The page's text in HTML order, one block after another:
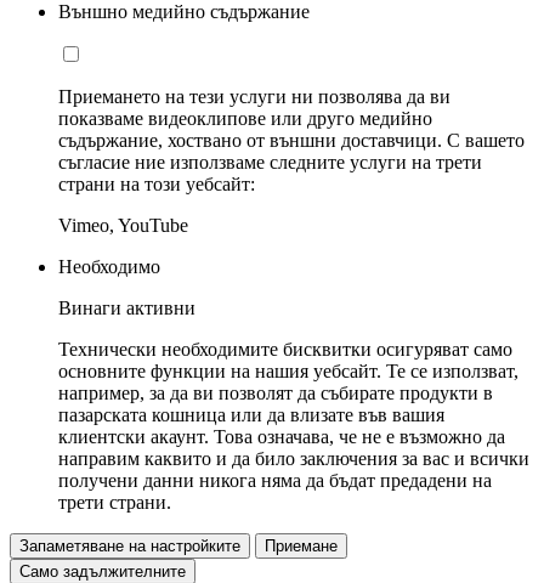
Външно медийно съдържание
Приемането на тези услуги ни позволява да ви
показваме видеоклипове или друго медийно
съдържание, хоствано от външни доставчици. С вашето
съгласие ние използваме следните услуги на трети
страни на този уебсайт:
Vimeo, YouTube
Необходимо
Винаги активни
Технически необходимите бисквитки осигуряват само
основните функции на нашия уебсайт. Те се използват,
например, за да ви позволят да събирате продукти в
пазарската кошница или да влизате във вашия
клиентски акаунт. Това означава, че не е възможно да
направим каквито и да било заключения за вас и всички
получени данни никога няма да бъдат предадени на
трети страни.
Запаметяване на настройките
Приемане
Само задължителните